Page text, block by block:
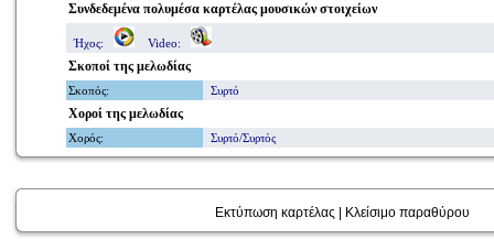
Συνδεδεμένα πολυμέσα καρτέλας μουσικών στοιχείων
Ήχος: Video:
Σκοποί της μελωδίας
Σκοπός: Συρτό
Χοροί της μελωδίας
Χορός: Συρτό/Συρτός
Εκτύπωση καρτέλας Κλείσιμο παραθύρου